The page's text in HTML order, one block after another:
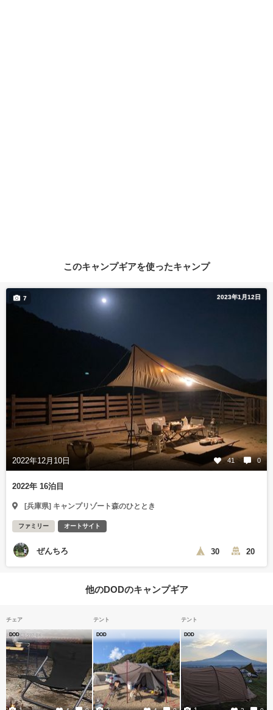
このキャンプギアを使ったキャンプ
2023年1月12日
2022年12月10日 41 0
7
2022年 16泊目
[兵庫県] キャンプリゾート森のひととき
ファミリー オートサイト
ぜんちろ 30 20
他のDODのキャンプギア
チェア
DOD
テント
DOD
テント
DOD